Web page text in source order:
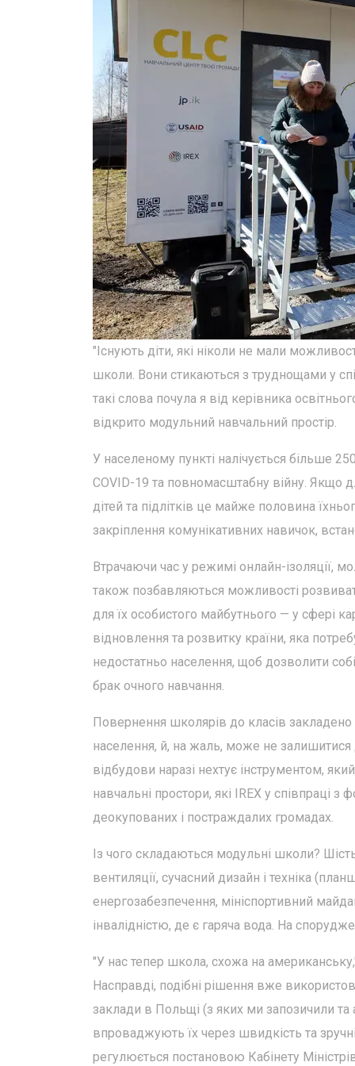
"Існують діти, які ніколи не мали
школи. Вони стикаються з труднощами у
такі слова почула я від керівника
відкрито модульний навчальний простір.
У населеному пункті налічується більше
COVID-19 та повномасштабну війну. Якщо
дітей та підлітків це майже половина
закріплення комунікативних навичок,
Втрачаючи час у режимі онлайн-ізоляції,
також позбавляються можливості
для їх особистого майбутнього — у сфері
відновлення та розвитку країни, яка
недостатньо населення, щоб дозволити
брак очного навчання.
Повернення школярів до класів закладено
населення, й, на жаль, може не залишитися
відбудови наразі нехтує інструментом,
навчальні простори, які IREX у співпраці
деокупованих і постраждалих громадах.
Із чого складаються модульні школи?
вентиляції, сучасний дизайн і техніка
енергозабезпечення, мініспортивний
інвалідністю, де є гаряча вода. На
"У нас тепер школа, схожа на
Насправді, подібні рішення вже
заклади в Польщі (з яких ми запозичили та
впроваджують їх через швидкість та
регулюється постановою Кабінету